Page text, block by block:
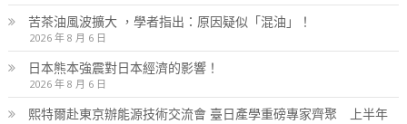
苦茶油風波擴大 ，學者指出：原因疑似「混油」！
2026 年 8 月 6 日
日本熊本強震對日本經濟的影響！
2026 年 8 月 6 日
熙特爾赴東京辦能源技術交流會 臺日產學重磅專家齊聚 上半年